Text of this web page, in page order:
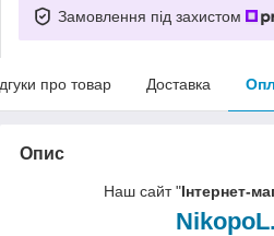
Замовлення під захистом
про товар Доставка
Опис
Наш сайт "Інтернет-